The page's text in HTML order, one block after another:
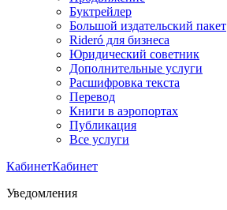
Буктрейлер
Большой издательский пакет
Rideró для бизнеса
Юридический советник
Дополнительные услуги
Расшифровка текста
Перевод
Книги в аэропортах
Публикация
Все услуги
КабинетКабинет
Уведомления